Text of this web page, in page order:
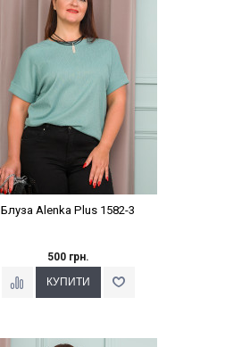
Блуза Alenka Plus 1582-3
500 грн.
Наклейки Варіант з %